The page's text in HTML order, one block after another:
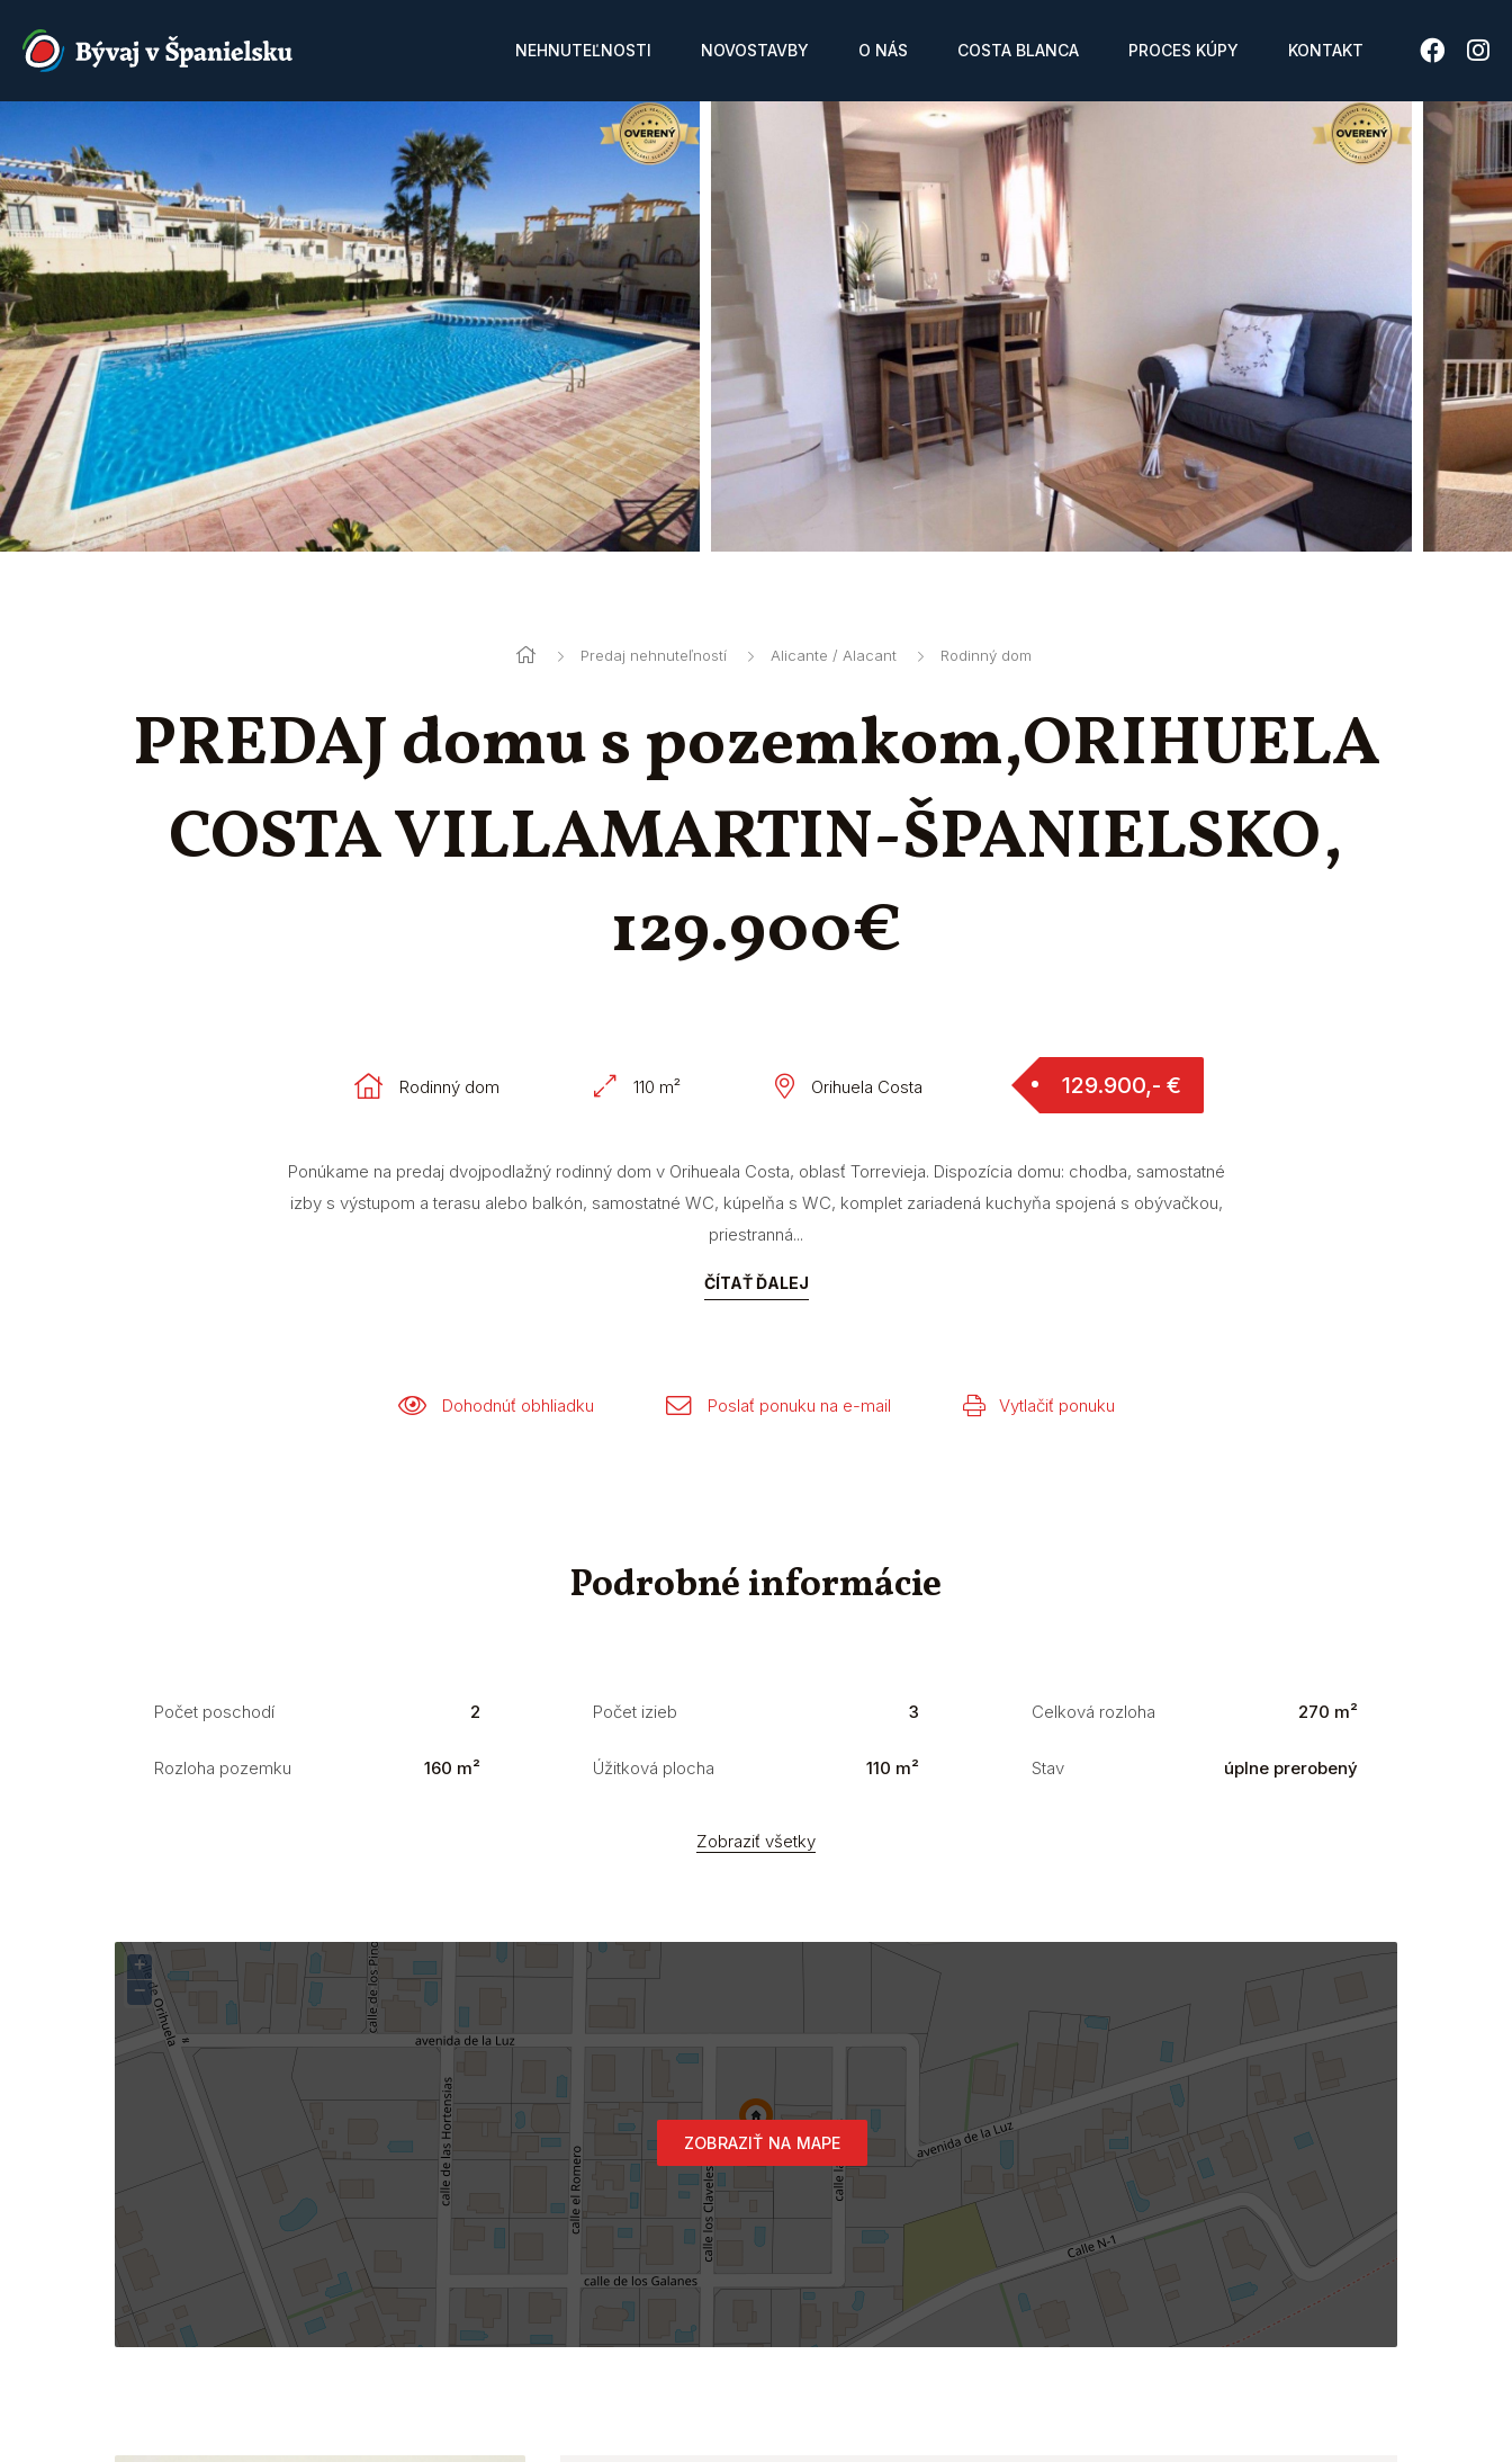
NEHNUTEĽNOSTI NOVOSTAVBY O NÁS COSTA BLANCA PROCES KÚPY KONTAKT
Predaj nehnuteľností Alicante / Alacant Rodinný dom
PREDAJ domu s pozemkom,ORIHUELA
COSTA VILLAMARTIN-ŠPANIELSKO,
129.900€
Rodinný dom 110 m² Orihuela Costa 129.900,- €
Ponúkame na predaj dvojpodlažný rodinný dom v Orihueala Costa, oblasť Torrevieja. Dispozícia domu: chodba, samostatné
izby s výstupom a terasu alebo balkón, samostatné WC, kúpelňa s WC, komplet zariadená kuchyňa spojená s obývačkou,
priestranná...
ČÍTAŤ ĎALEJ
Dohodnúť obhliadku Poslať ponuku na e-mail Vytlačiť ponuku
Podrobné informácie
Počet poschodí 2 Počet izieb 3 Celková rozloha 270 m²
Rozloha pozemku 160 m² Úžitková plocha 110 m² Stav úplne prerobený
Zobraziť všetky
ZOBRAZIŤ NA MAPE
+
−